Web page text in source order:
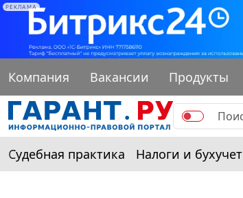
РЕКЛАМА
Компания Вакансии Продукты
Судебная практика Налоги и бухучет